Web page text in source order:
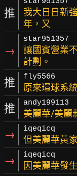
推
我大日日新
年，又
→
star951357
讓國賓營業
計劃。
推 fly5566
原來環球系
推 andy199113
美麗華/美麗
→ iqeqicq
但美麗華黃
→ iqeqicq
因美麗華發